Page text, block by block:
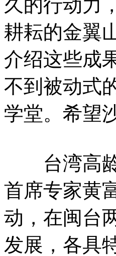
久的行动力
耕耘的金翼
介绍这些成
不到被动式
学堂。希望
台湾高龄
首席专家黄
动，在闽台
发展，各具